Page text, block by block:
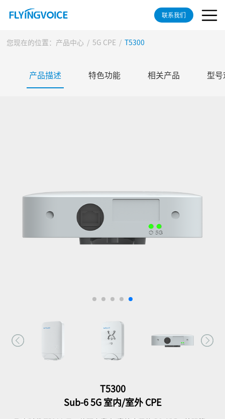
联系我们
您现在的位置： 产品中心 / 5G CPE / T5300
产品描述 特色功能 相关产品 型号
T5300
Sub-6 5G 室内/室外 CPE